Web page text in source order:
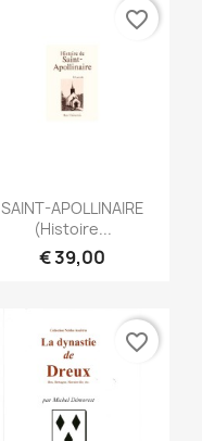
Snel bekijken
SAINT-APOLLINAIRE
(Histoire...
€ 39,00
favorite_border
favorite_border